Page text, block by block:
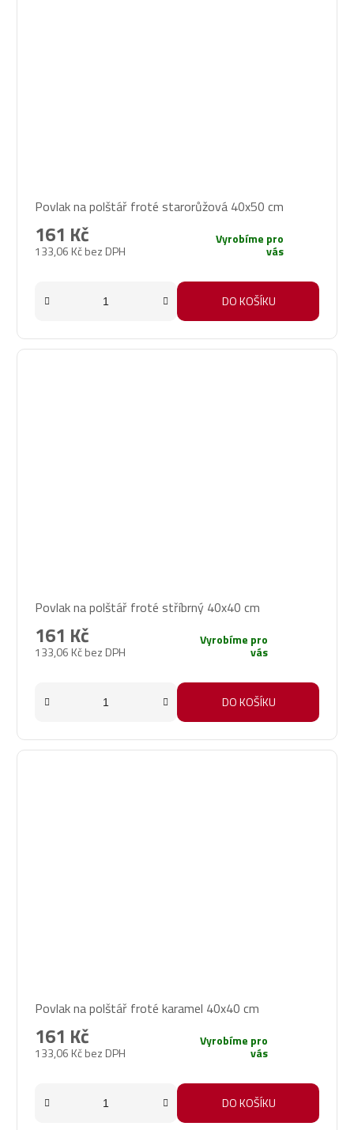
Povlak na polštář froté starorůžová 40x50 cm
133,06 Kč bez DPH
161 Kč Vyrobíme pro
vás
DO KOŠÍKU
Povlak na polštář froté stříbrný 40x40 cm
133,06 Kč bez DPH
161 Kč Vyrobíme pro
vás
DO KOŠÍKU
Povlak na polštář froté karamel 40x40 cm
133,06 Kč bez DPH
161 Kč Vyrobíme pro
vás
DO KOŠÍKU